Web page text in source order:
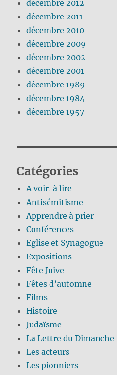
décembre 2012
décembre 2011
décembre 2010
décembre 2009
décembre 2002
décembre 2001
décembre 1989
décembre 1984
décembre 1957
Catégories
A voir, à lire
Antisémitisme
Apprendre à prier
Conférences
Eglise et Synagogue
Expositions
Fête Juive
Fêtes d’automne
Films
Histoire
Judaïsme
La Lettre du Dimanche
Les acteurs
Les pionniers